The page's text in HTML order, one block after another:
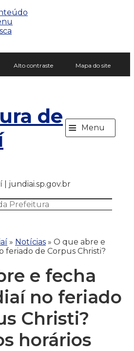
Alto contraste Mapa do site
de ≡ Menu
jundiai.sp.gov.br
» Notícias » O que abre e
feriado de Corpus Christi?
e fecha
no feriado
Christi?
horários